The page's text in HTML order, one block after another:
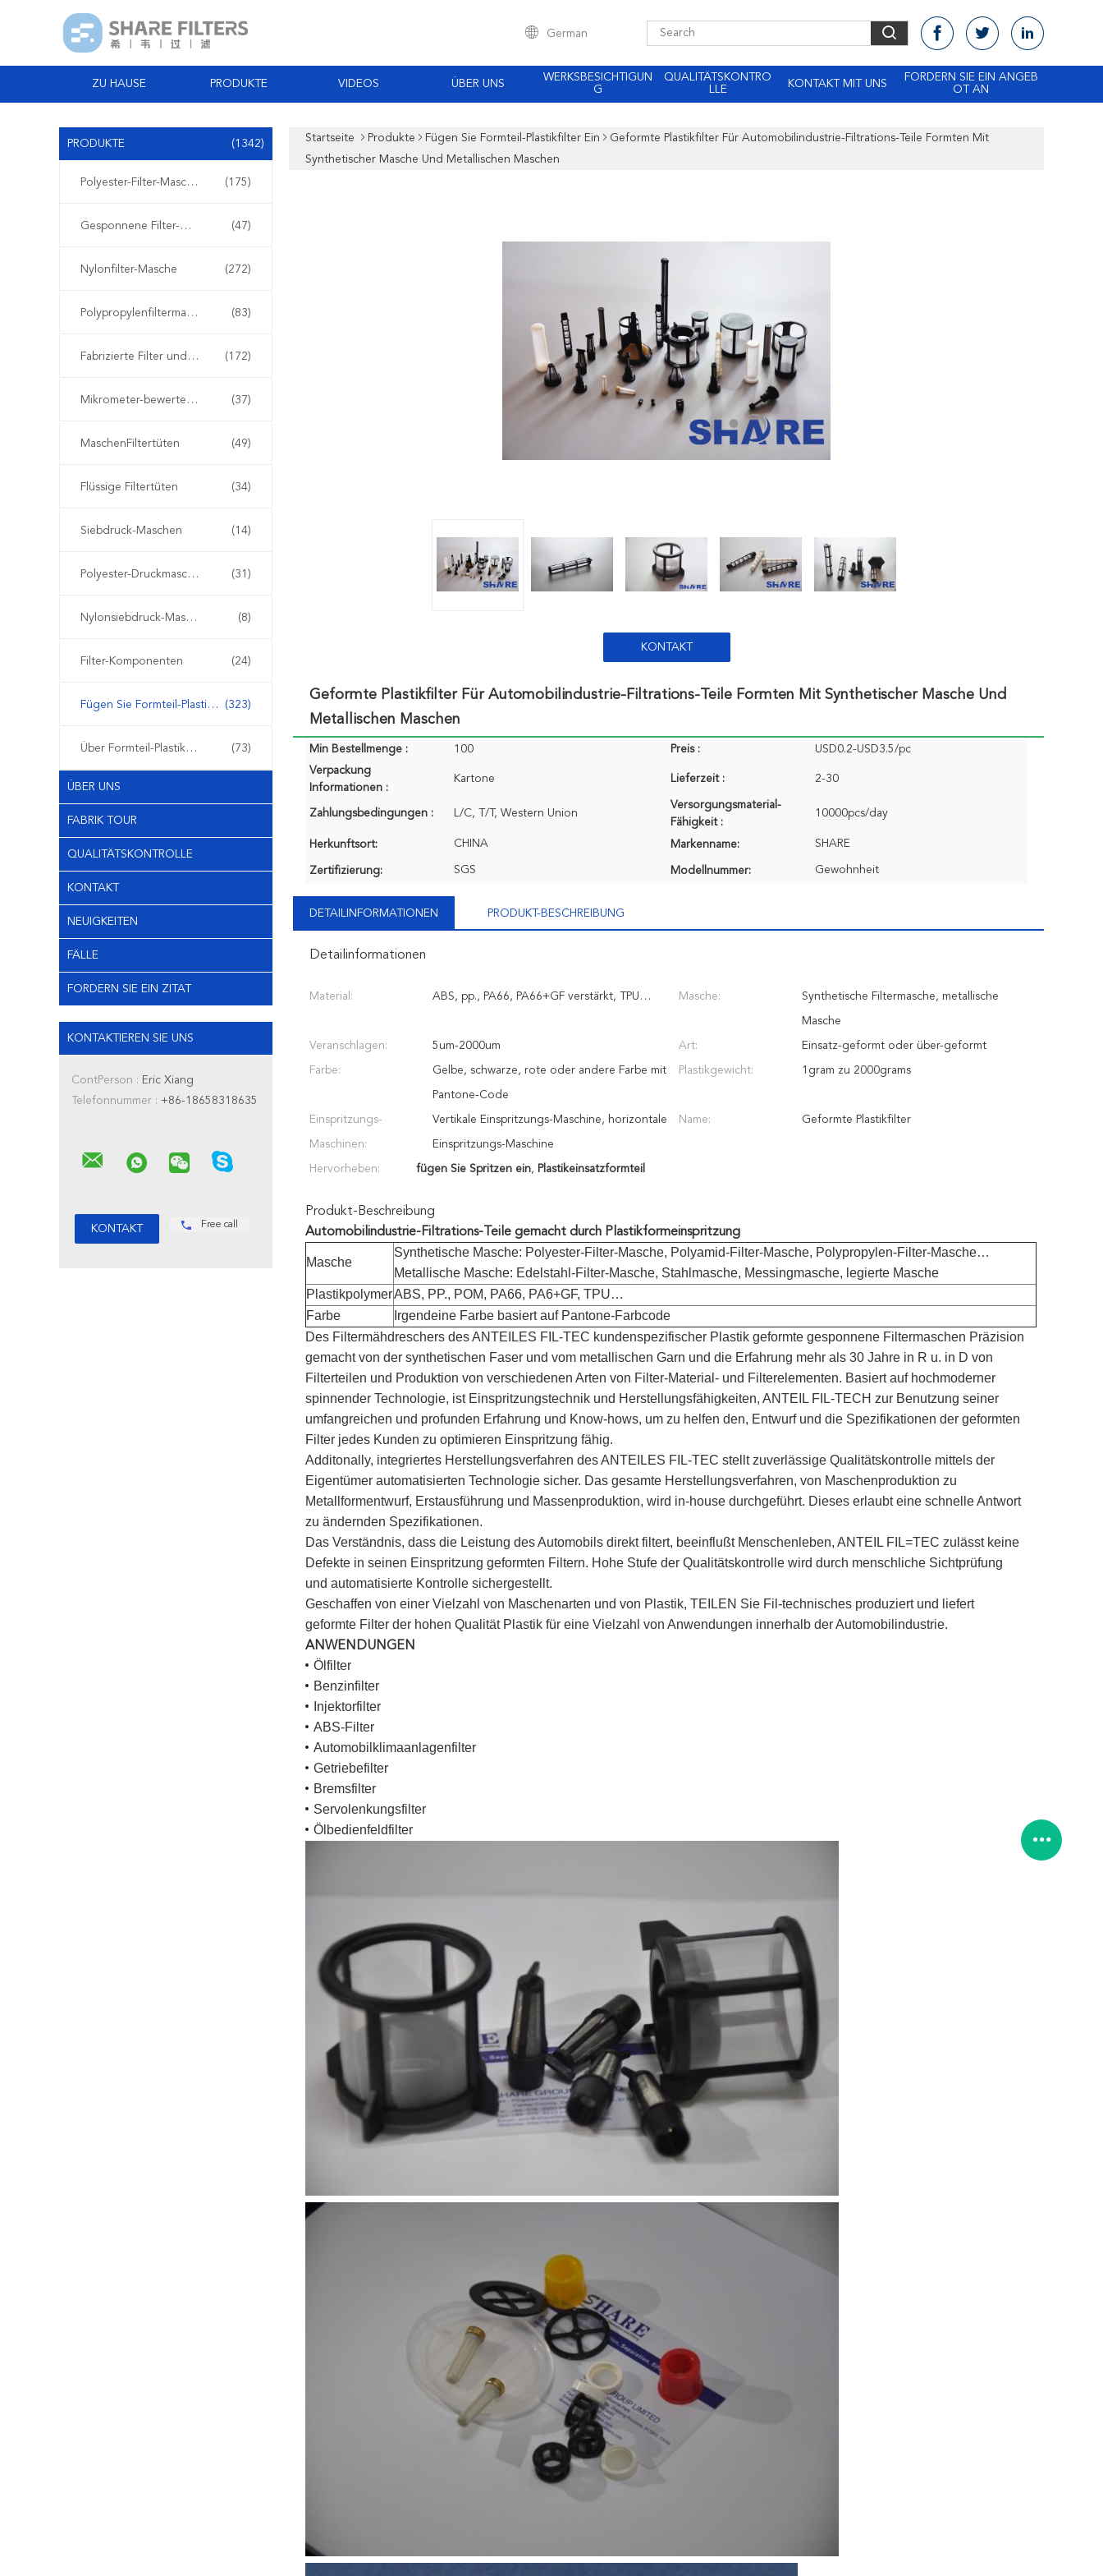
German
ZU HAUSE PRODUKTE VIDEOS ÜBER UNS
WERKSBESICHTIGUN
G
QUALITÄTSKONTRO
LLE
KONTAKT MIT UNS
FORDERN SIE EIN ANGEB
OT AN
PRODUKTE (1342)
Polyester-Filter-Masche (175)
Gesponnene Filter-Masche (47)
Nylonfilter-Masche (272)
Polypropylenfiltermasche (83)
Fabrizierte Filter und Schirme (172)
Mikrometer-bewertete Filtertüten (37)
MaschenFiltertüten (49)
Flüssige Filtertüten (34)
Siebdruck-Maschen (14)
Polyester-Druckmasche (31)
Nylonsiebdruck-Masche (8)
Filter-Komponenten (24)
Fügen Sie Formteil-Plastikfilter ein (323)
Über Formteil-Plastikfiltern (73)
ÜBER UNS
FABRIK TOUR
QUALITÄTSKONTROLLE
KONTAKT
NEUIGKEITEN
FÄLLE
FORDERN SIE EIN ZITAT
KONTAKTIEREN SIE UNS
ContPerson : Eric Xiang
Telefonnummer : +86-18658318635
Free call
Startseite Produkte Fügen Sie Formteil-Plastikfilter Ein
Geformte Plastikfilter Für Automobilindustrie-Filtrations-Teile Formten Mit
Synthetischer Masche Und Metallischen Maschen
KONTAKT
Geformte Plastikfilter Für Automobilindustrie-Filtrations-Teile Formten Mit Synthetischer Masche Und
Metallischen Maschen
Min Bestellmenge : 100 Preis :
USD0.2-USD3.5/pc
Verpackung
Informationen :
Kartone Lieferzeit : 2-30
Zahlungsbedingungen : L/C, T/T, Western Union
Versorgungsmaterial-
Fähigkeit :
10000pcs/day
Herkunftsort: CHINA Markenname: SHARE
Zertifizierung: SGS Modellnummer: Gewohnheit
DETAILINFORMATIONEN PRODUKT-BESCHREIBUNG
Detailinformationen
Material: ABS, pp., PA66, PA66+GF verstärkt, TPU… Masche: Synthetische Filtermasche, metallische
Masche
Veranschlagen: 5um-2000um Art: Einsatz-geformt oder über-geformt
Farbe: Gelbe, schwarze, rote oder andere Farbe mit
Pantone-Code
Plastikgewicht: 1gram zu 2000grams
Einspritzungs-
Maschinen:
Vertikale Einspritzungs-Maschine, horizontale
Einspritzungs-Maschine
Name: Geformte Plastikfilter
Hervorheben: fügen Sie Spritzen ein, Plastikeinsatzformteil
Produkt-Beschreibung
Automobilindustrie-Filtrations-Teile gemacht durch Plastikformeinspritzung
Masche
Synthetische Masche: Polyester-Filter-Masche, Polyamid-Filter-Masche, Polypropylen-Filter-Masche…
Metallische Masche: Edelstahl-Filter-Masche, Stahlmasche, Messingmasche, legierte Masche
PlastikpolymerABS, PP., POM, PA66, PA6+GF, TPU…
Farbe
Irgendeine Farbe basiert auf Pantone-Farbcode
Des Filtermähdreschers des ANTEILES FIL-TEC kundenspezifischer Plastik geformte gesponnene Filtermaschen Präzision
gemacht von der synthetischen Faser und vom metallischen Garn und die Erfahrung mehr als 30 Jahre in R u. in D von
Filterteilen und Produktion von verschiedenen Arten von Filter-Material- und Filterelementen. Basiert auf hochmoderner
spinnender Technologie, ist Einspritzungstechnik und Herstellungsfähigkeiten, ANTEIL FIL-TECH zur Benutzung seiner
umfangreichen und profunden Erfahrung und Know-hows, um zu helfen den, Entwurf und die Spezifikationen der geformten
Filter jedes Kunden zu optimieren Einspritzung fähig.
Additonally, integriertes Herstellungsverfahren des ANTEILES FIL-TEC stellt zuverlässige Qualitätskontrolle mittels der
Eigentümer automatisierten Technologie sicher. Das gesamte Herstellungsverfahren, von Maschenproduktion zu
Metallformentwurf, Erstausführung und Massenproduktion, wird in-house durchgeführt. Dieses erlaubt eine schnelle Antwort
zu ändernden Spezifikationen.
Das Verständnis, dass die Leistung des Automobils direkt filtert, beeinflußt Menschenleben, ANTEIL FIL=TEC zulässt keine
Defekte in seinen Einspritzung geformten Filtern. Hohe Stufe der Qualitätskontrolle wird durch menschliche Sichtprüfung
und automatisierte Kontrolle sichergestellt.
Geschaffen von einer Vielzahl von Maschenarten und von Plastik, TEILEN Sie Fil-technisches produziert und liefert
geformte Filter der hohen Qualität Plastik für eine Vielzahl von Anwendungen innerhalb der Automobilindustrie.
ANWENDUNGEN
Ölfilter
Benzinfilter
Injektorfilter
ABS-Filter
Automobilklimaanlagenfilter
Getriebefilter
Bremsfilter
Servolenkungsfilter
Ölbedienfeldfilter